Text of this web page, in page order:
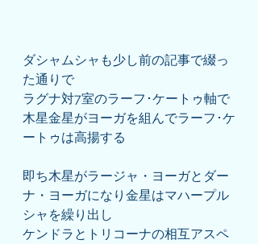
ダシャムシャも少し前の記事で綴っ
た通りで
ラグナ対7室のラーフ･ケートゥ軸で
木星金星がヨーガを組んでラーフ･ケ
ートゥは高揚する
即ち木星がラージャ・ヨーガとダー
ナ・ヨーガになり金星はマハープル
シャを繰り出し
ケンドラとトリコーナの相互アスペ